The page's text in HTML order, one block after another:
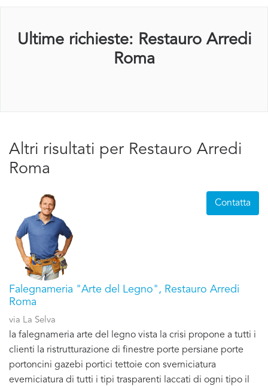
Ultime richieste: Restauro Arredi
Roma
Altri risultati per Restauro Arredi
Roma
Falegnameria "Arte del Legno", Restauro Arredi
Roma
via La Selva
la falegnameria arte del legno vista la crisi propone a tutti i
clienti la ristrutturazione di finestre porte persiane porte
portoncini gazebi portici tettoie con sverniciatura
everniciatura di tutti i tipi trasparenti laccati di ogni tipo il
Contatta